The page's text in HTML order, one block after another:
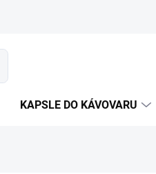
KAPSLE DO KÁVOVARU